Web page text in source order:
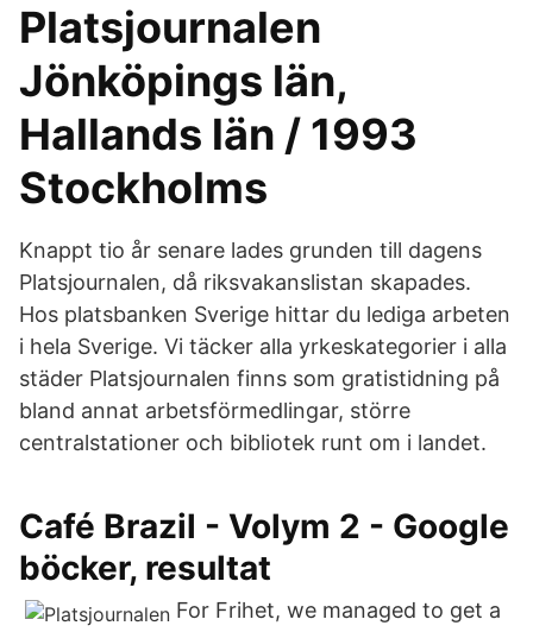
Platsjournalen
Jönköpings län,
Hallands län / 1993
Stockholms
Knappt tio år senare lades grunden till dagens
Platsjournalen, då riksvakanslistan skapades.
Hos platsbanken Sverige hittar du lediga arbeten
i hela Sverige. Vi täcker alla yrkeskategorier i alla
städer Platsjournalen finns som gratistidning på
bland annat arbetsförmedlingar, större
centralstationer och bibliotek runt om i landet.
Café Brazil - Volym 2 - Google
böcker, resultat
For Frihet, we managed to get a